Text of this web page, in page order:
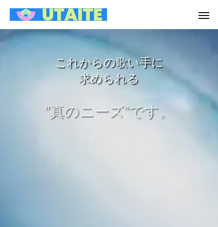
これからの歌い手に
求められる
”真のニーズ”です。